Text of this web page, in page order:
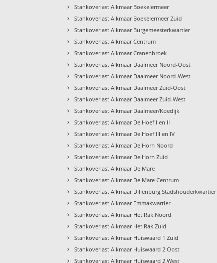
› Stankoverlast Alkmaar Boekelermeer
› Stankoverlast Alkmaar Boekelermeer Zuid
› Stankoverlast Alkmaar Burgemeesterkwartier
› Stankoverlast Alkmaar Centrum
› Stankoverlast Alkmaar Cranenbroek
› Stankoverlast Alkmaar Daalmeer Noord-Oost
› Stankoverlast Alkmaar Daalmeer Noord-West
› Stankoverlast Alkmaar Daalmeer Zuid-Oost
› Stankoverlast Alkmaar Daalmeer Zuid-West
› Stankoverlast Alkmaar Daalmeer/Koedijk
› Stankoverlast Alkmaar De Hoef I en II
› Stankoverlast Alkmaar De Hoef III en IV
› Stankoverlast Alkmaar De Horn Noord
› Stankoverlast Alkmaar De Horn Zuid
› Stankoverlast Alkmaar De Mare
› Stankoverlast Alkmaar De Mare Centrum
› Stankoverlast Alkmaar Dillenburg Stadshouderkwartier
› Stankoverlast Alkmaar Emmakwartier
› Stankoverlast Alkmaar Het Rak Noord
› Stankoverlast Alkmaar Het Rak Zuid
› Stankoverlast Alkmaar Huiswaard 1 Zuid
› Stankoverlast Alkmaar Huiswaard 2 Oost
› Stankoverlast Alkmaar Huiswaard 2 West